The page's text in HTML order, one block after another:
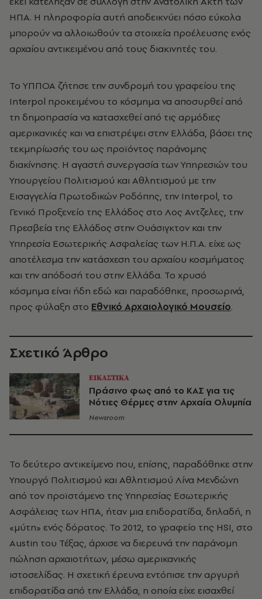
ΗΠΑ. Η πληροφορία αυτή αποδεικνύει πόσο εύκολα
μπορούν να αλλοιωθούν τα στοιχεία προέλευσης ενός
αρχαίου αντικειμένου από τους διακινητές του.
Το ΥΠΠΟΑ ζήτησε την συνδρομή του γραφείου της
Interpol προκειμένου το κόσμημα να αποσυρθεί από
τη δημοπρασία να κατασχεθεί από τις αρμόδιες
αμερικανικές και να επιστρέψει στην Ελλάδα, βάσει της
τεκμηρίωσής του ως προϊόντος παράνομης
διακίνησης. Η αγαστή συνεργασία των Υπηρεσιών του
Υπουργείου Πολιτισμού και Αθλητισμού με την
Εισαγγελία Πρωτοδικών Ροδόπης, την Interpol, το
Γενικό Προξενείο της Ελλάδος στο Λος Αντζελες, την
Πρεσβεία της Ελλάδος στην Ουάσιγκτον και την
Υπηρεσία Εσωτερικής Ασφαλείας των Η.Π.Α. είχε ως
αποτέλεσμα την κατάσχεση του αρχαίου κοσμήματος
και την απόδοσή του στην Ελλάδα. Το χρυσό
κόσμημα είναι ήδη εδώ και παραδόθηκε, προσωρινά,
προς φύλαξη στο Εθνικό Αρχαιολογικό Μουσείο.
Σχετικό Άρθρο
ΕΙΚΑΣΤΙΚΑ
Πράσινο φως από το ΚΑΣ για τις
Νότιες Θέρμες στην Αρχαία Ολυμπία
Newsroom
Το δεύτερο αντικείμενο που, επίσης, παραδόθηκε στην
Υπουργό Πολιτισμού και Αθλητισμού Λίνα Μενδώνη
από τον προϊστάμενο της Υπηρεσίας Εσωτερικής
Ασφάλειας των ΗΠΑ, ήταν μια επιδορατίδα, δηλαδή, η
«μύτη» ενός δόρατος. Το 2012, το γραφείο της HSI, στο
Austin του Τέξας, άρχισε να διερευνά την παράνομη
πώληση αρχαιοτήτων, μέσω αμερικανικής
ιστοσελίδας. Η σχετική έρευνα εντόπισε την αργυρή
επιδορατίδα από την Ελλάδα, η οποία είχε εισαχθεί